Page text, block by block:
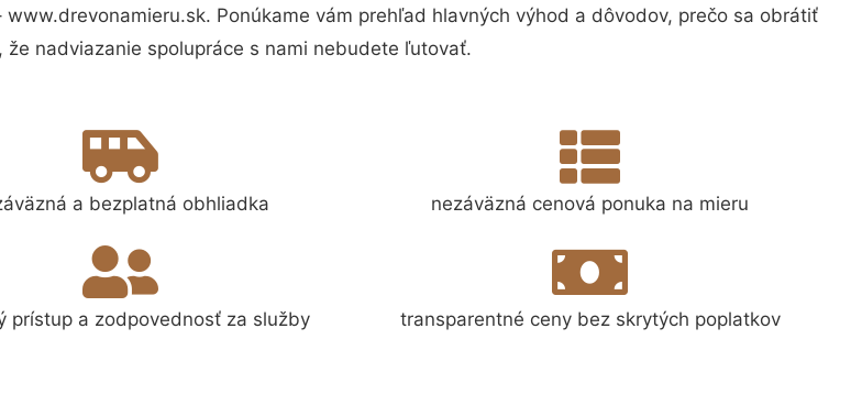
Ponúkame vám prehľad hlavných výhod a dôvodov, prečo sa obrátiť
že nadviazanie spolupráce s nami nebudete ľutovať.
a bezplatná obhliadka nezáväzná cenová ponuka na mieru
prístup a zodpovednosť za služby transparentné ceny bez skrytých poplatkov